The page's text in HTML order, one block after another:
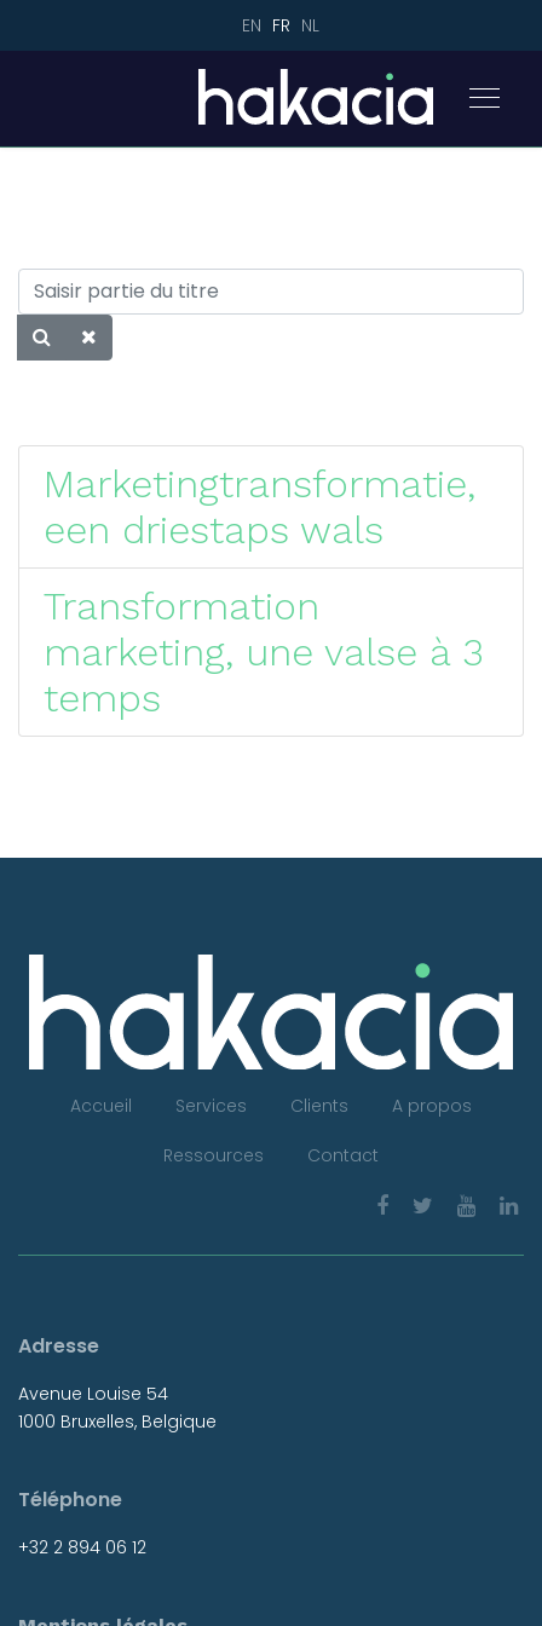
EN FR NL
Marketingtransformatie,
een driestaps wals
Transformation
marketing, une valse à 3
temps
Accueil Services Clients A propos
Ressources Contact
Adresse
Avenue Louise 54
1000 Bruxelles, Belgique
Téléphone
+32 2 894 06 12